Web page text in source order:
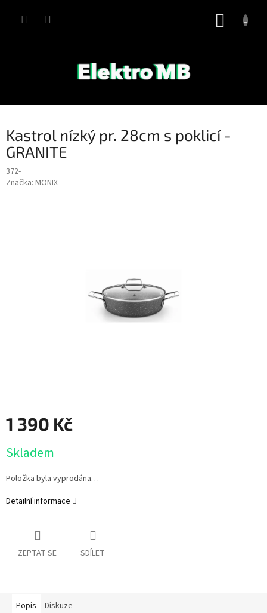
Kastrol nízký pr. 28cm s poklicí -
GRANITE
372-
Značka: MONIX
1 390 Kč
cena:
Skladem
Položka byla vyprodána…
Detailní informace
ZEPTAT SE SDÍLET
Popis Diskuze